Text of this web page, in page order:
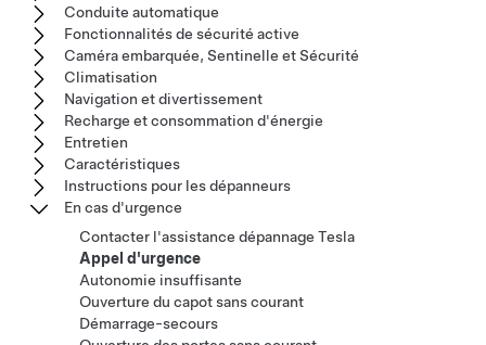
Conduite automatique
Fonctionnalités de sécurité active
Caméra embarquée, Sentinelle et Sécurité
Climatisation
Navigation et divertissement
Recharge et consommation d'énergie
Entretien
Caractéristiques
Instructions pour les dépanneurs
En cas d'urgence
Contacter l'assistance dépannage Tesla
Appel d'urgence
Autonomie insuffisante
Ouverture du capot sans courant
Démarrage-secours